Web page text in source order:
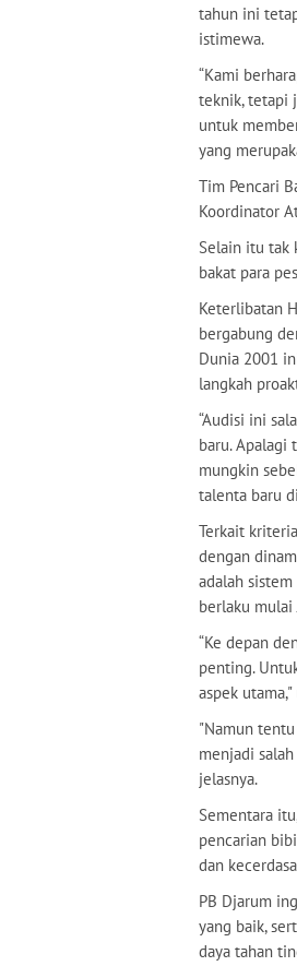
tahun ini
istimewa.
“Kami
teknik, tetapi
untuk
yang
Tim Pencari
Koordinator
Selain itu tak
bakat para
Keterlibatan
bergabung
Dunia 2001
langkah
“Audisi ini
baru. Apalagi
mungkin
talenta baru
Terkait
dengan
adalah
berlaku mulai
“Ke depan
penting.
aspek
"Namun
menjadi
jelasnya.
Sementara
pencarian
dan
PB Djarum
yang baik,
daya tahan